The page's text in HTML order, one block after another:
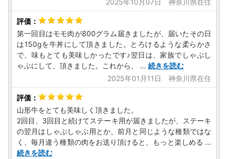
■寄附金受領証明書について
寄附金受領証明書は「申込者情報」の氏名・住所で発行し
ます。お礼の品とは別に郵送し、2週間前後でお届けしま
す。（年末年始を除く）
==========================================
■受領証明書等に関するお問合せ
山形市ふるさと納税 事務局(おもてなし山形)
電話番号 :0120-062-052(フリーダイヤル)
受付時間 ：9：00～17：15 (土/日/祝日及び年末年始
を除く)
メールアドレス ：furusato-yamagata-info@omotenashi-y
amagata.jp
==========================================
2025年10月07日 神奈川県在住
第一回目はモモ肉が800グラム届きましたが、届いたその日
は150gを牛丼にして頂きました。とろけるような柔らかさ
で、味もとても美味しかったです♪翌日は、家族でしゃぶし
ゃぶにして、頂きました。これから、
... 続きを読む
2025年01月11日 神奈川県在住
山形牛をとても美味しく頂きました。
2回目、3回目と続けてステーキ用が届きましたが、ステーキ
の翌月はしゃぶしゃぶ用とか、前月と同じような種類ではな
く、毎月違う種類の肉をお送り頂けると、もっと楽しめる ...
続きを読む